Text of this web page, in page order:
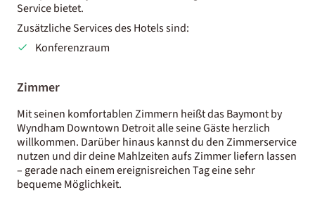
Service bietet.
Zusätzliche Services des Hotels sind:
Konferenzraum
Zimmer
Mit seinen komfortablen Zimmern heißt das Baymont by
Wyndham Downtown Detroit alle seine Gäste herzlich
willkommen. Darüber hinaus kannst du den Zimmerservice
nutzen und dir deine Mahlzeiten aufs Zimmer liefern lassen
– gerade nach einem ereignisreichen Tag eine sehr
bequeme Möglichkeit.